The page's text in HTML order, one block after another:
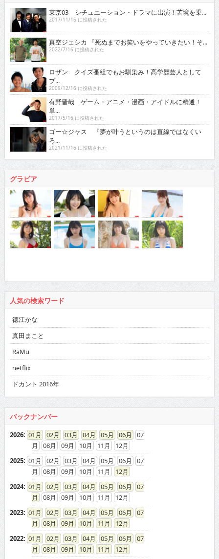
東京03 シチュエーション・ドラマに出演！苦境を乗...
2017/11/16 に投稿された
真空ジェシカ 『死ぬまでお笑いをやっていきたい！そ...
2022/7/16 に投稿された
ロザン クイズ番組でもお馴染み！高学歴芸人として
ブ...
2009/12/16 に投稿された
有野晋哉 ゲーム・アニメ・漫画・アイドルに精通！
単...
2017/5/16 に投稿された
ゴー☆ジャス 『夢が叶うというのは直線ではなくい
ろ...
2021/11/16 に投稿された
グラビア
人気の検索ワード
徳江かな
真田まこと
RaMu
netflix
ドカント 2016年
バックナンバー
2026: 01 02 03 04 05 06
07
08
09 10 11
12
2025: 01 02 03 04 05 06
07
08
09 10 11
12
2024: 01 02 03 04 05 06
07
08
09 10 11
12
2023: 01 02 03 04 05 06
07
08
09 10 11
12
2022: 01 02 03 04 05 06
07
08
09 10 11
12